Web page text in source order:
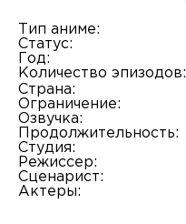
Тип аниме:
Статус:
Год:
Количество эпизодов:
Страна:
Ограничение:
Озвучка:
Продолжительность:
Студия:
Режиссер:
Сценарист:
Актеры: